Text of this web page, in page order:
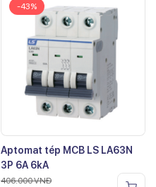
-43%
Aptomat tép MCB LS LA63N
3P 6A 6kA
406.000VNĐ